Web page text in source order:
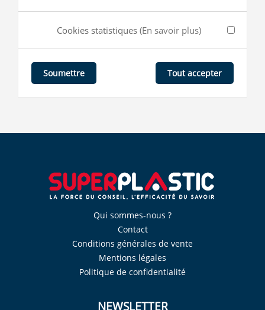
Cookies statistiques (En savoir plus)
Soumettre Tout accepter
Qui sommes-nous ?
Contact
Conditions générales de vente
Mentions légales
Politique de confidentialité
NEWSLETTER